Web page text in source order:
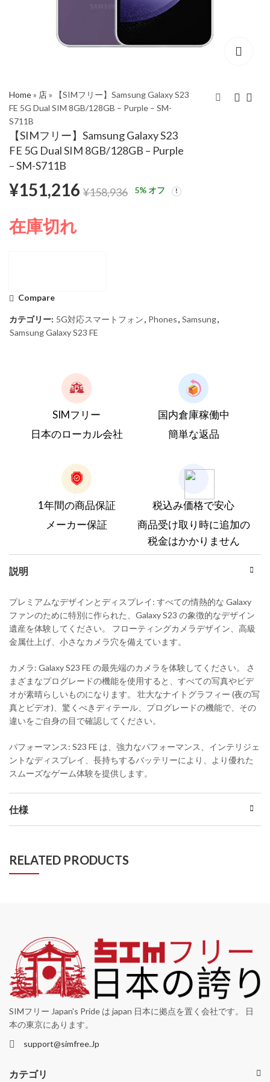
Home» 店»
【SIMフリー】Samsung Galaxy S23
FE 5G Dual SIM 8GB/128GB – Purple – SM-
S711B
【SIMフリー】Samsung Galaxy S23
FE 5G Dual SIM 8GB/128GB – Purple
– SM-S711B
【SIMフリー】
Samsung Galaxy S23
FE 5G Dual SIM
SM-S711B
【SIMフリー】
Samsung Galaxy S23
SM-S711B
¥151,216 ¥158,936 5% オフ
在庫切れ
Compare
カテゴリー: 5G対応スマートフォン, Phones, Samsung,
Samsung Galaxy S23 FE
SIMフリー
日本のローカル会社
国内倉庫稼働中
簡単な返品
1年間の商品保証
メーカー保証
税込み価格で安心
商品受け取り時に追加の
税金はかかりません
説明
プレミアムなデザインとディスプレイ: すべての情熱的な Galaxy
ファンのために特別に作られた、Galaxy S23 の象徴的なデザイン
遺産を体験してください。 フローティングカメラデザイン、高級
金属仕上げ、小さなカメラ穴を備えています。
カメラ: Galaxy S23 FE の最先端のカメラを体験してください。 さ
まざまなプログレードの機能を使用すると、すべての写真やビデ
オが素晴らしいものになります。 壮大なナイトグラフィー (夜の写
真とビデオ)、驚くべきディテール、プログレードの機能で、その
違いをご自身の目で確認してください。
パフォーマンス: S23 FE は、強力なパフォーマンス、インテリジェ
ントなディスプレイ、長持ちするバッテリーにより、より優れた
スムーズなゲーム体験を提供します。
仕様
RELATED PRODUCTS
SIMフリー Japan's Pride は japan 日本に拠点を置く会社です。 日
本の東京にあります。
support@simfree.Jp
カテゴリ